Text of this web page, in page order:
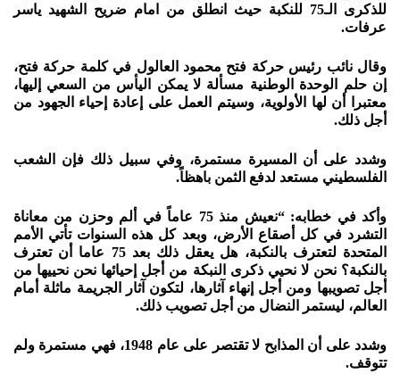
للذكرى الـ75 للنكبة حيث انطلق من امام ضريح الشهيد ياسر
عرفات.
وقال نائب رئيس حركة فتح محمود العالول في كلمة حركة فتح،
إن حلم الوحدة الوطنية مسألة لا يمكن اليأس من السعي إليها،
معتبرا أن لها الأولوية، وسيتم العمل على إعادة إحياء الجهود من
أجل ذلك.
وشدد على أن المسيرة مستمرة، وفي سبيل ذلك فإن الشعب
الفلسطيني مستعد لدفع الثمن باهظاً.
وأكد في خطابه: “نعيش منذ 75 عاماً في ألم وحزن من معاناة
التشرد في كل أصقاع الأرض، وبعد كل هذه السنوات تأتي الأمم
المتحدة لتعترف بالنكبة، هل يعقل ذلك بعد 75 عاما أن تعترف
بالنكبة؟ نحن لا نحيي ذكرى النبكة من أجل إحيائها نحن نحييها من
أجل تصويبها ومن أجل إنهاء آثارها، لتكون آثار الجريمة ماثلة أمام
العالم، ليستمر النضال من أجل تصويب ذلك.
وشدد على أن المذابح لا تقتصر على عام 1948، فهي مستمرة ولم
تتوقف.